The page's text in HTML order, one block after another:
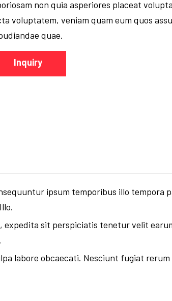
non quia asperiores placeat
voluptatem, veniam quam eum quos
quae.
Inquiry
ipsum temporibus illo tempora
expedita sit perspiciatis tenetur velit
labore obcaecati. Nesciunt fugiat